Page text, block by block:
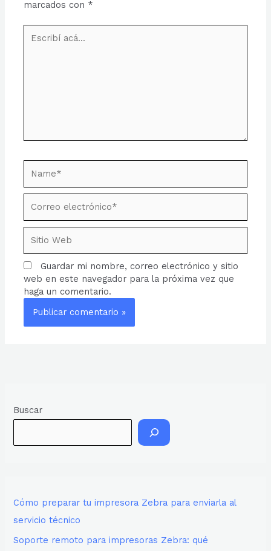
marcados con *
acá...
electrónico*
Web
Guardar mi nombre, correo electrónico y sitio
web en este navegador para la próxima vez que
haga un comentario.
Buscar
Cómo preparar tu impresora Zebra para enviarla al
servicio técnico
Soporte remoto para impresoras Zebra: qué